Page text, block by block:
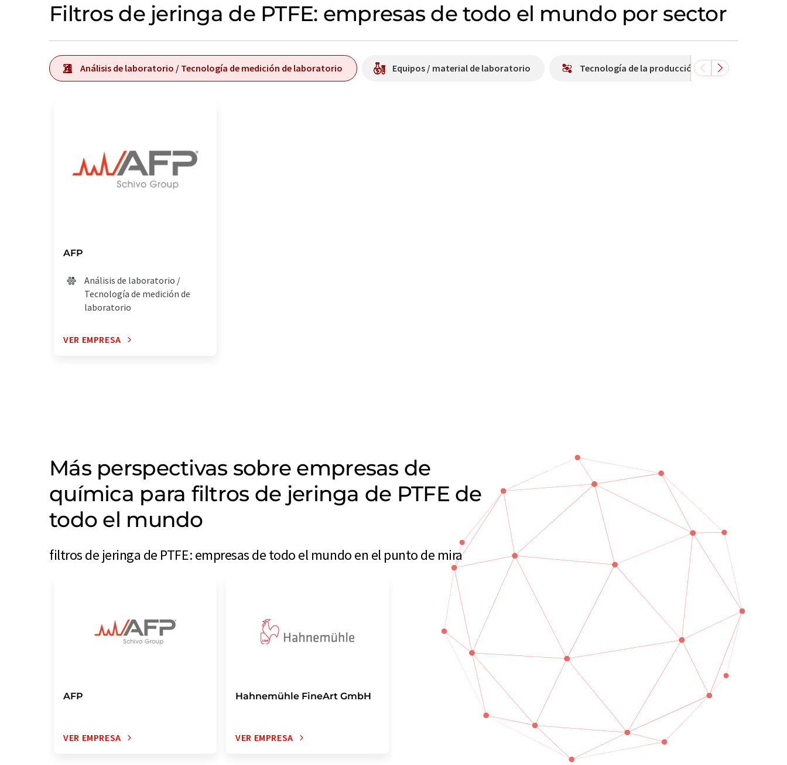
Filtros de jeringa de PTFE: empresas de todo el mundo por sector
Análisis de laboratorio / Tecnología de medición de laboratorio Equipos / material de laboratorio Tecnología de la producción
AFP
Análisis de laboratorio /
Tecnología de medición de
laboratorio
VER EMPRESA
Más perspectivas sobre empresas de
química para filtros de jeringa de PTFE de
todo el mundo
filtros de jeringa de PTFE: empresas de todo el mundo en el punto de mira
AFP
VER EMPRESA
Hahnemühle FineArt GmbH
VER EMPRESA